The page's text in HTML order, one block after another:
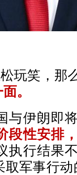
玩笑，那
。
与伊朗即
段性安排
执行结果
取军事行